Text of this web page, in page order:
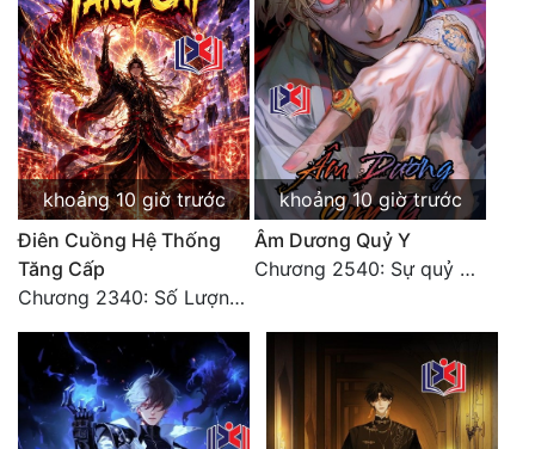
khoảng 10 giờ trước
Điên Cuồng Hệ Thống
Tăng Cấp
Chương 2340: Số Lượng Bất Túc!
khoảng 10 giờ trước
Âm Dương Quỷ Y
Chương 2540: Sự quỷ dị của Lý Trường Phong